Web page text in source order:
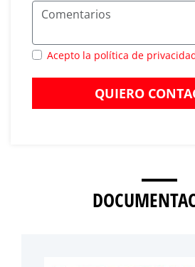
Acepto la política de
QUIERO